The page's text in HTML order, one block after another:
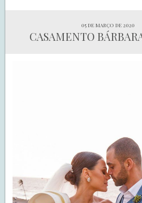
05 de março de 2020
CASAMENTO